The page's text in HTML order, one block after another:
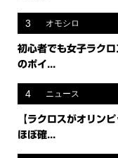
3 オモシロ
初心者でも女子ラク
のポイ...
4 ニュース
【ラクロスがオリン
ほぼ確...